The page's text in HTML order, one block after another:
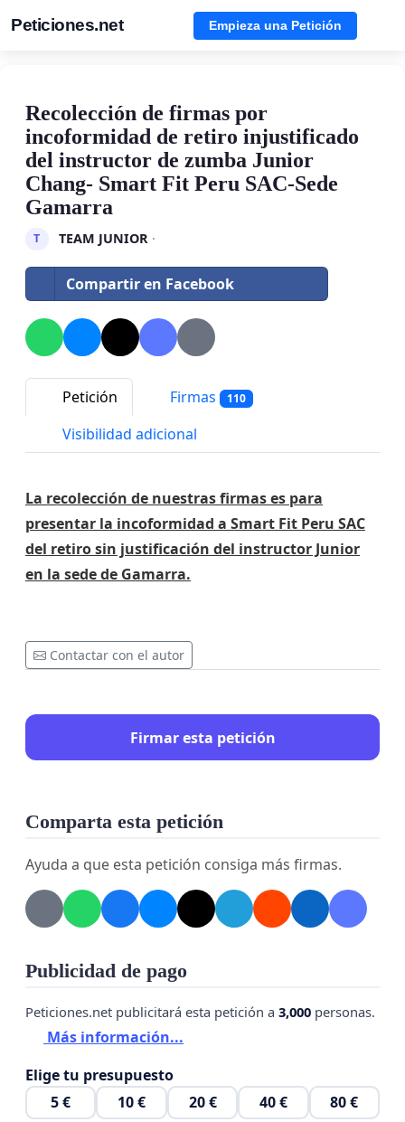
Peticiones.net Empieza una Petición
Recolección de firmas por
incoformidad de retiro injustificado
del instructor de zumba Junior
Chang- Smart Fit Peru SAC-Sede
Gamarra
T TEAM JUNIOR ·
Compartir en Facebook
Petición Firmas 110
Visibilidad adicional
La recolección de nuestras firmas es para
presentar la incoformidad a Smart Fit Peru SAC
del retiro sin justificación del instructor Junior
en la sede de Gamarra.
Contactar con el autor
Firmar esta petición
Comparta esta petición
Ayuda a que esta petición consiga más firmas.
Publicidad de pago
Peticiones.net publicitará esta petición a 3,000 personas.
Más información...
Elige tu presupuesto
5 €
10 € 20 € 40 € 80 €